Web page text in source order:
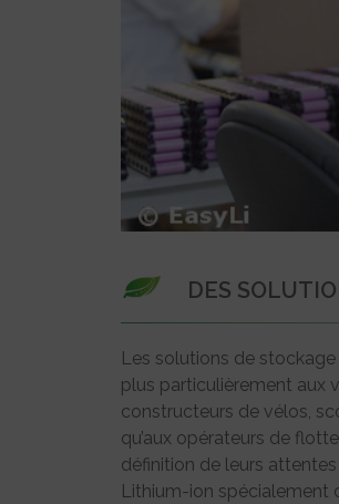
DES
Les solutions de
plus particulièrement aux
constructeurs de vélos,
qu’aux opérateurs de
définition de leurs attentes
Lithium-ion spécialement